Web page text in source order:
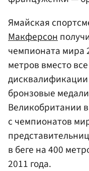
Ямайская
Макферсон
чемпионата мира
метров вместо
дисквалификации
бронзовые
Великобритании
с чемпионатов
в беге на 400
2011 года.